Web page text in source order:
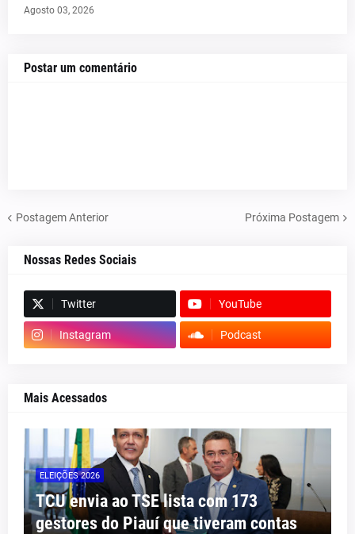
Agosto 03, 2026
Postar um comentário
Postagem Anterior Próxima Postagem
Nossas Redes Sociais
Twitter YouTube
Instagram Podcast
Mais Acessados
ELEIÇÕES 2026
TCU envia ao TSE lista com 173
gestores do Piauí que tiveram contas